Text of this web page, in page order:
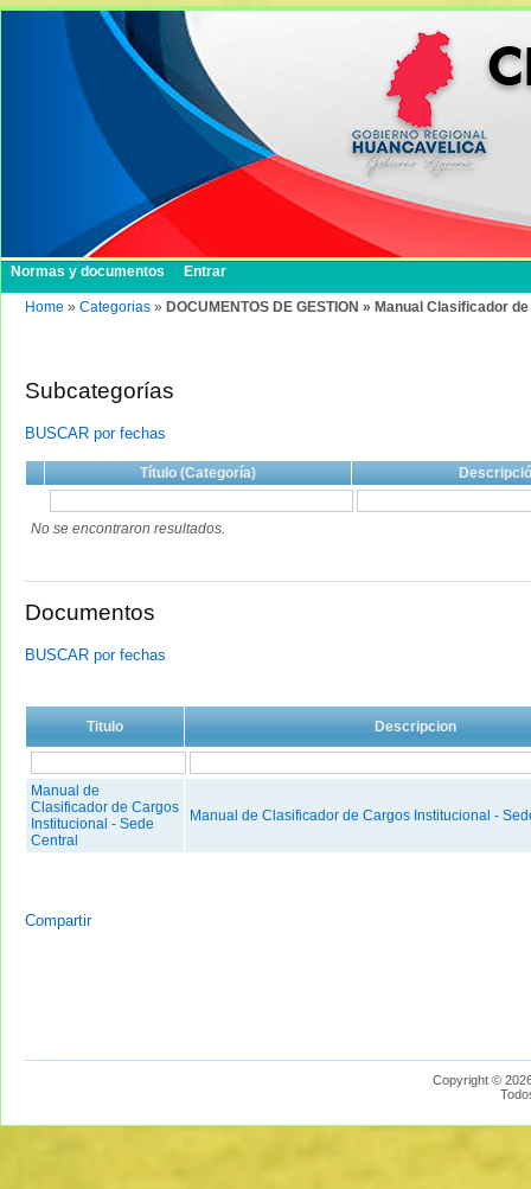
Normas y documentos Entrar
Home » Categorias » DOCUMENTOS DE GESTION » Manual Clasificador
Subcategorías
BUSCAR por fechas
Título (Categoría)
No se encontraron resultados.
Documentos
BUSCAR por fechas
Titulo Descripcion
Manual de
Clasificador de Cargos
Institucional - Sede
Central
Manual de Clasificador de Cargos Institucional -
Compartir
Copyright ©